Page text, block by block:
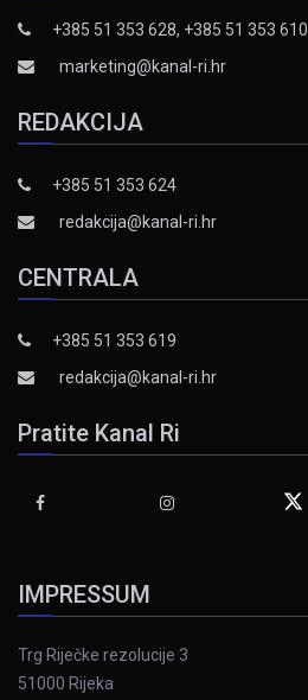
+385 51 353 628, +385 51 353 610
marketing@kanal-ri.hr
REDAKCIJA
+385 51 353 624
redakcija@kanal-ri.hr
CENTRALA
+385 51 353 619
redakcija@kanal-ri.hr
Pratite Kanal Ri
IMPRESSUM
Trg Riječke rezolucije 3
51000 Rijeka